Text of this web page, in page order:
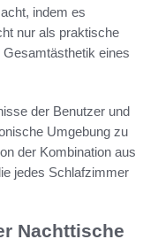
indem es
nur als praktische
eines
der Benutzer und
Umgebung zu
der Kombination aus
jedes Schlafzimmer
Nachttische